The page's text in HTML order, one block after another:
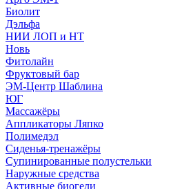
Биолит
Дэльфа
НИИ ЛОП и НТ
Новь
Фитолайн
Фруктовый бар
ЭМ-Центр Шаблина
ЮГ
Массажёры
Аппликаторы Ляпко
Полимедэл
Сиденья-тренажёры
Супинированные полустельки
Наружные средства
Активные биогели